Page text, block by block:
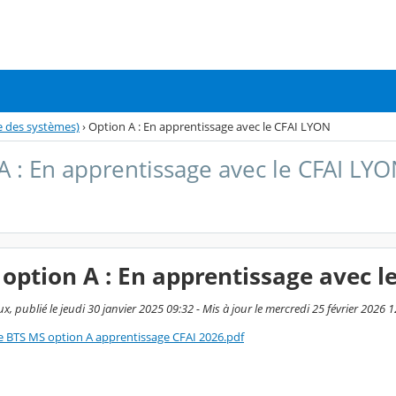
des systèmes)›Option A : En apprentissage avec le CFAI LYON
: En apprentissage avec le CFAI
option A : En apprentissage avec
publié le jeudi 30 janvier 2025 09:32 - Mis à jour le mercredi 25 février 2026
BTS MS option A apprentissage CFAI 2026.pdf